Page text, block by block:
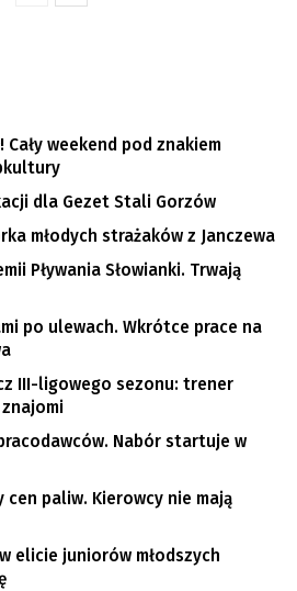
weekend pod znakiem
dla Gezet Stali Gorzów
młodych strażaków z Janczewa
Pływania Słowianki. Trwają
po ulewach. Wkrótce prace na
III-ligowego sezonu: trener
Nabór startuje w
cen paliw. Kierowcy nie mają
elicie juniorów młodszych